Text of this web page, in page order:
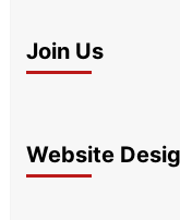
Join Us
Website